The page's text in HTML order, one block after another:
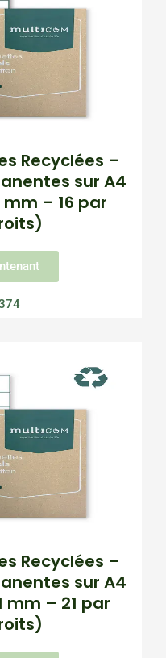
Recyclées –
sur A4
mm – 16 par
Recyclées –
sur A4
mm – 21 par